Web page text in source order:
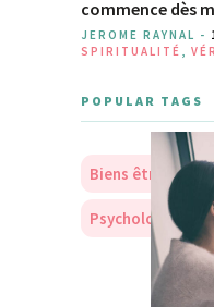
commence dès
JEROME RAYNAL -
SPIRITUALITÉ ,
POPULAR TAGS
Biens être
Psychologie